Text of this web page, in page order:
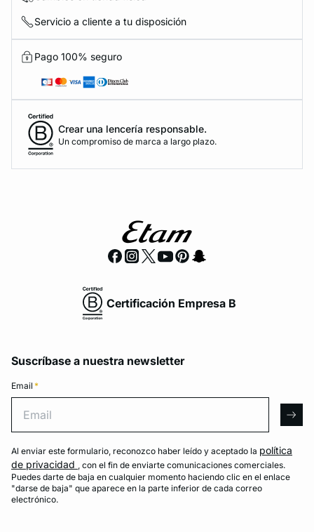
Servicio a cliente a tu disposición
Pago 100% seguro
Crear una lencería responsable.
Un compromiso de marca a largo plazo.
Certificación Empresa B
Suscríbase a nuestra newsletter
Email *
Al enviar este formulario, reconozco haber leído y aceptado la política
de privacidad , con el fin de enviarte comunicaciones comerciales.
Puedes darte de baja en cualquier momento haciendo clic en el enlace
"darse de baja" que aparece en la parte inferior de cada correo
electrónico.